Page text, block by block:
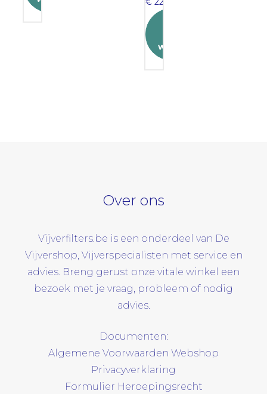
€ 299,95.
price
was:
€ 244,95.
Current
€ 229,95.
winkelwagen
Over ons
Vijverfilters.be is een onderdeel van De
Vijvershop, Vijverspecialisten met service en
advies. Breng gerust onze vitale winkel een
bezoek met je vraag, probleem of nodig
advies.
Documenten:
Algemene Voorwaarden Webshop
Privacyverklaring
Formulier Heroepingsrecht